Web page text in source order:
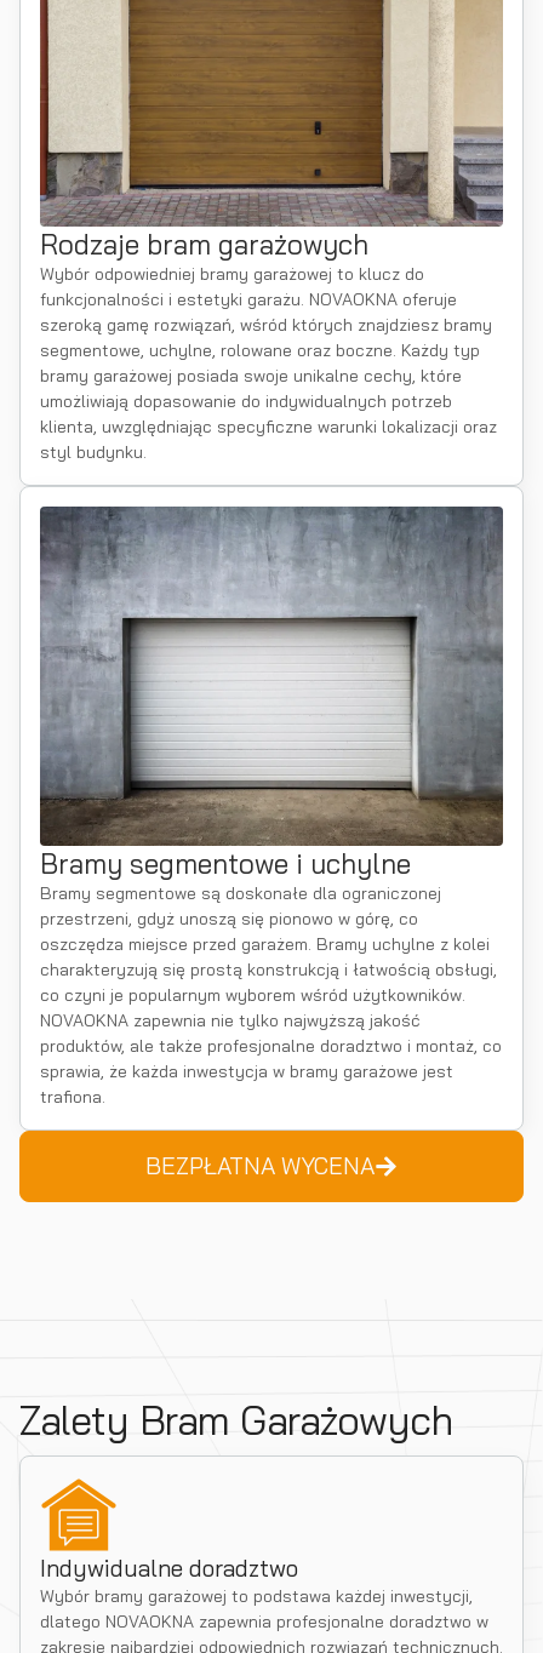
Rodzaje bram garażowych
Wybór odpowiedniej bramy garażowej to klucz do
funkcjonalności i estetyki garażu. NOVAOKNA oferuje
szeroką gamę rozwiązań, wśród których znajdziesz bramy
segmentowe, uchylne, rolowane oraz boczne. Każdy typ
bramy garażowej posiada swoje unikalne cechy, które
umożliwiają dopasowanie do indywidualnych potrzeb
klienta, uwzględniając specyficzne warunki lokalizacji oraz
styl budynku.
Bramy segmentowe i uchylne
Bramy segmentowe są doskonałe dla ograniczonej
przestrzeni, gdyż unoszą się pionowo w górę, co
oszczędza miejsce przed garażem. Bramy uchylne z kolei
charakteryzują się prostą konstrukcją i łatwością obsługi,
co czyni je popularnym wyborem wśród użytkowników.
NOVAOKNA zapewnia nie tylko najwyższą jakość
produktów, ale także profesjonalne doradztwo i montaż, co
sprawia, że każda inwestycja w bramy garażowe jest
trafiona.
BEZPŁATNA WYCENA
Zalety Bram Garażowych
Indywidualne doradztwo
Wybór bramy garażowej to podstawa każdej inwestycji,
dlatego NOVAOKNA zapewnia profesjonalne doradztwo w
zakresie najbardziej odpowiednich rozwiązań technicznych.